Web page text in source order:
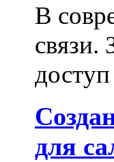
В
связи.
для